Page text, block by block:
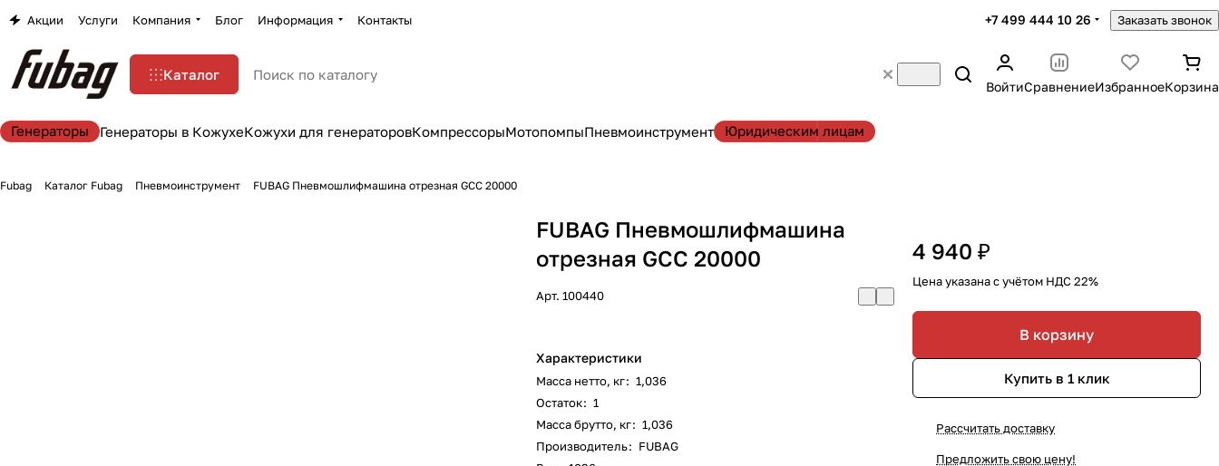
Акции Услуги Компания Блог Информация Контакты +7 499 444 10 26 Заказать звонок
Каталог
ВойтиСравнениеИзбранноеКорзина
Генераторы Генераторы в КожухеКожухи для генераторовКомпрессорыМотопомпыПневмоинструмент Юридическим лицам
Fubag Каталог Fubag Пневмоинструмент FUBAG Пневмошлифмашина отрезная GСC 20000
FUBAG Пневмошлифмашина
отрезная GСC 20000
Арт.100440
Характеристики
Масса нетто, кг: 1,036
Остаток: 1
Масса брутто, кг: 1,036
Производитель: FUBAG
4 940 ₽
Цена указана с учётом НДС 22%
В корзину
Купить в 1 клик
Рассчитать доставку
Предложить свою цену!